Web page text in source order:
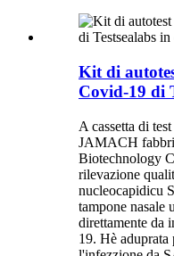
Kit di
Covid-19 di
A cassetta di
JAMACH
Biotechnology
rilevazione
nucleocapidicu
tampone nasale
direttamente da
19. Hè aduprata